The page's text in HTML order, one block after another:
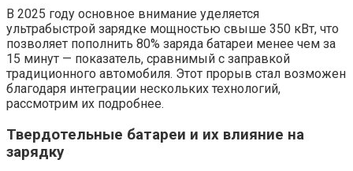
В 2025 году основное внимание уделяется
ультрабыстрой зарядке мощностью свыше 350 кВт, что
позволяет пополнить 80% заряда батареи менее чем за
15 минут — показатель, сравнимый с заправкой
традиционного автомобиля. Этот прорыв стал возможен
благодаря интеграции нескольких технологий,
рассмотрим их подробнее.
Твердотельные батареи и их влияние на
зарядку